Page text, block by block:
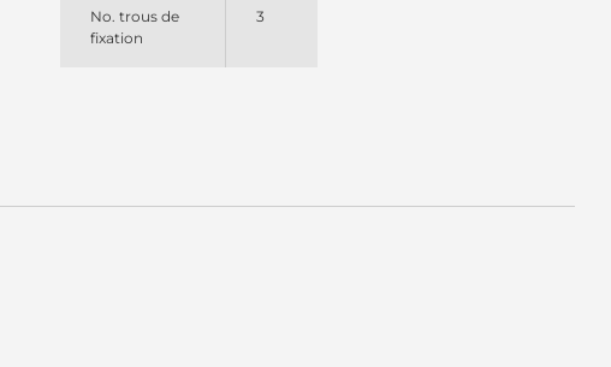
No. trous de
fixation
3